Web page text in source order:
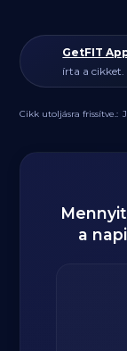
GetFIT
írta a cikket.
Cikk utoljásra frissítve.:
a